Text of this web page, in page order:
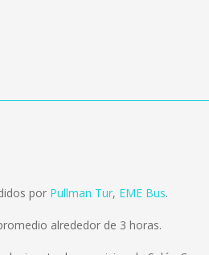
por Pullman Tur, EME Bus.
alrededor de 3 horas.